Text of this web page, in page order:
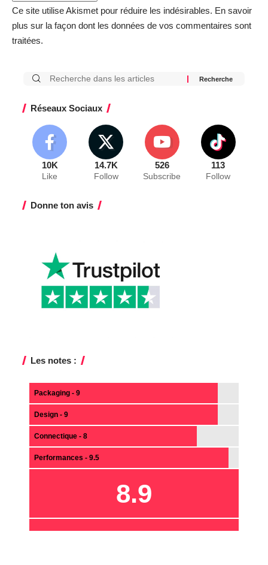
Ce site utilise Akismet pour réduire les indésirables. En savoir
plus sur la façon dont les données de vos commentaires sont
traitées.
Réseaux Sociaux
10K
Like
14.7K
Follow
526
Subscribe
113
Follow
Donne ton avis
Les notes :
Packaging - 9
Design - 9
Connectique - 8
Performances - 9.5
8.9